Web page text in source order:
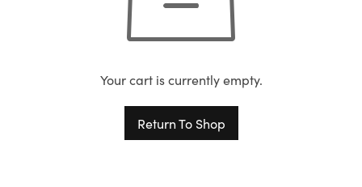
Your cart is currently empty.
Return To Shop